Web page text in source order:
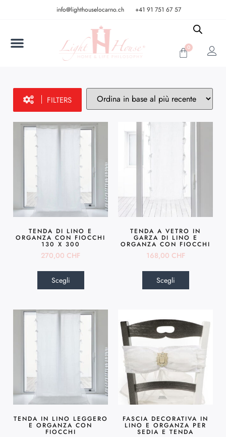
info@lighthouselocarno.ch +41 91 751 67 57
0
FILTERS
TENDA DI LINO E
ORGANZA CON FIOCCHI
130 X 300
270,00 CHF
Scegli
TENDA A VETRO IN
GARZA DI LINO E
ORGANZA CON FIOCCHI
168,00 CHF
Scegli
TENDA IN LINO LEGGERO
E ORGANZA CON
FIOCCHI
FASCIA DECORATIVA IN
LINO E ORGANZA PER
SEDIA E TENDA